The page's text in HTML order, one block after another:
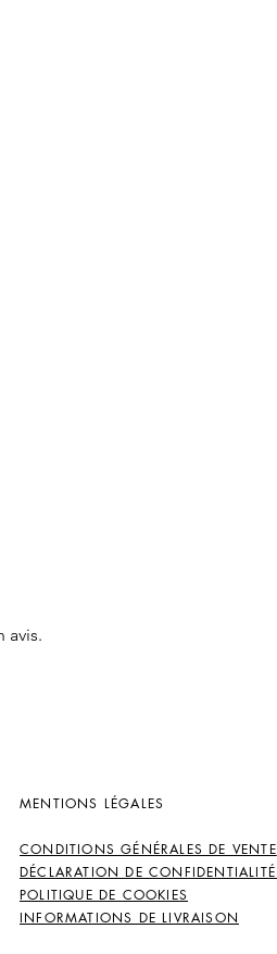
avis.
MENTIONS LÉGALES
CONDITIONS GÉNÉRALES DE VENTE
DÉCLARATION DE CONFIDENTIALITÉ
POLITIQUE DE COOKIES
INFORMATIONS DE LIVRAISON